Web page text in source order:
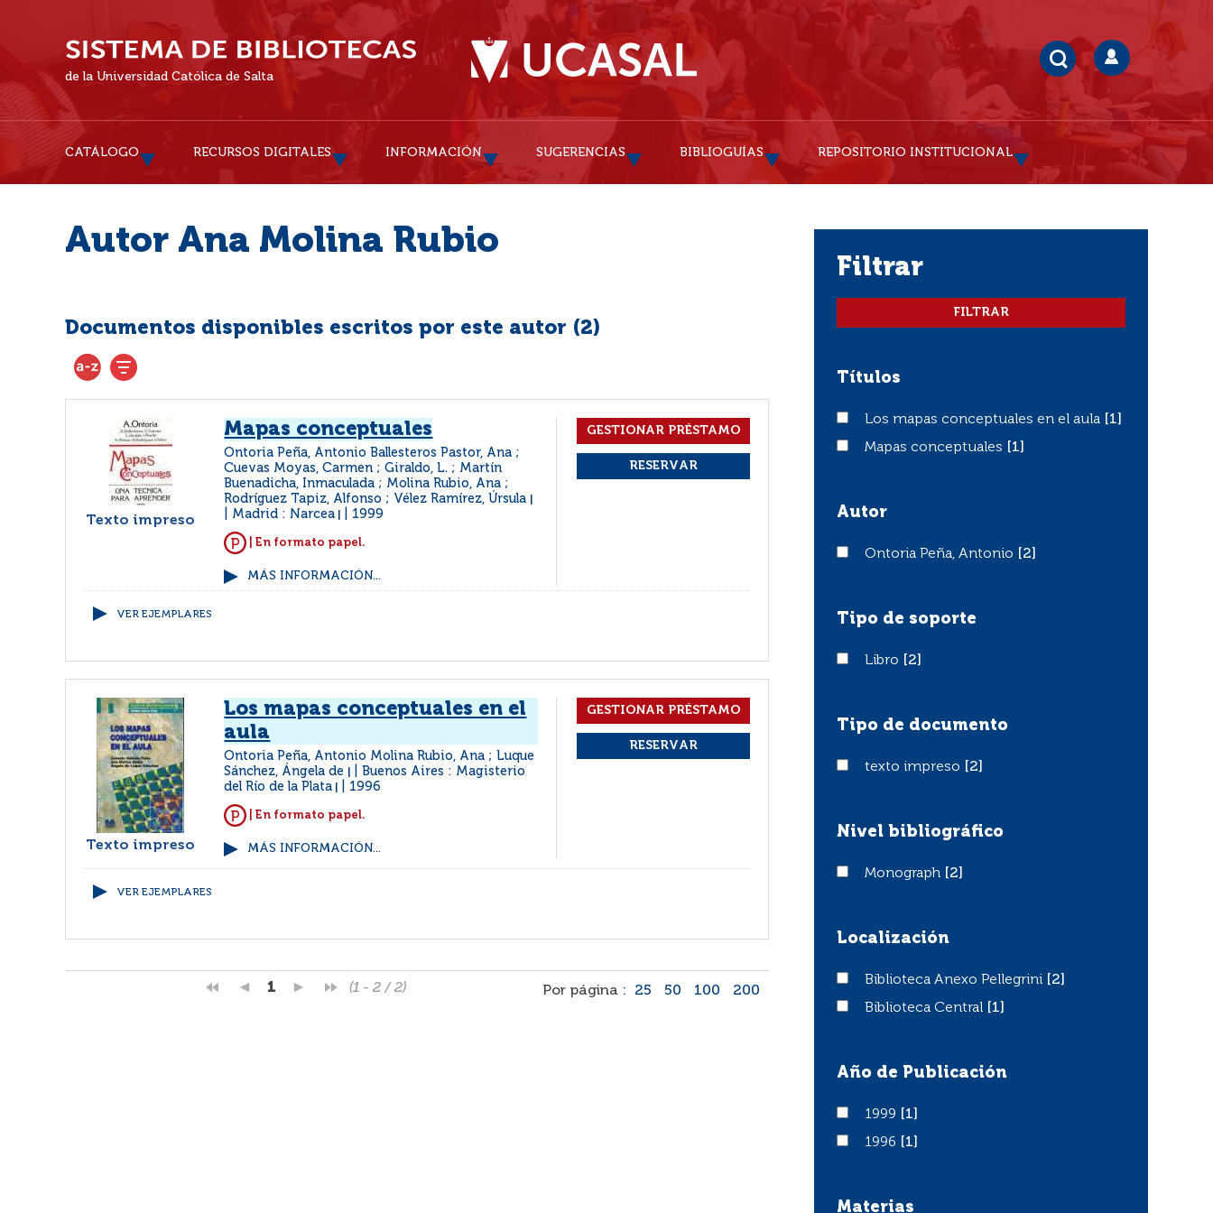
de la Universidad Católica de Salta
CATÁLOGO RECURSOS DIGITALES INFORMACIÓN SUGERENCIAS BIBLIOGUÍAS REPOSITORIO INSTITUCIONAL
Autor Ana Molina Rubio
Documentos disponibles escritos por este autor (2)
Texto impreso
Mapas conceptuales
Ontoria Peña, Antonio Ballesteros Pastor, Ana ;
Cuevas Moyas, Carmen ; Giraldo, L. ; Martín
Buenadicha, Inmaculada ; Molina Rubio, Ana ;
Rodríguez Tapiz, Alfonso ; Vélez Ramírez, Úrsula
Madrid : Narcea 1999
| En formato papel.
MÁS INFORMACIÓN...
VER EJEMPLARES
Texto impreso
Los mapas conceptuales en el
aula
Ontoria Peña, Antonio Molina Rubio, Ana ; Luque
Sánchez, Ángela de
Buenos Aires : Magisterio
del Río de la Plata
1996
| En formato papel.
MÁS INFORMACIÓN...
VER EJEMPLARES
1 (1 - 2 / 2) Por página : 25 50 100 200
filtrar
Títulos
Los mapas conceptuales en el aula
Los mapas conceptuales en el aula
[1]
Mapas conceptuales
Mapas conceptuales [1]
Autor
Ontoria Peña, Antonio
Ontoria Peña, Antonio [2]
Tipo de soporte
LibroLibro [2]
Tipo de documento
texto impreso
texto impreso [2]
Nivel bibliográfico
Monograph
Monograph [2]
Localización
Biblioteca Anexo Pellegrini
Biblioteca Anexo Pellegrini
[2]
Biblioteca Central
Biblioteca Central [1]
Año de Publicación
19991999
[1]
19961996 [1]
Materias